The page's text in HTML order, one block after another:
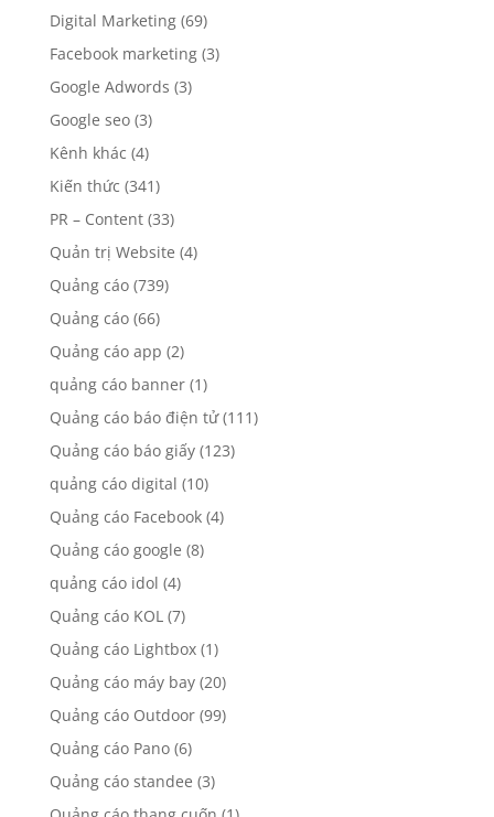
Digital Marketing(69)
Facebook marketing(3)
Google Adwords (3)
Google seo(3)
Kênh khác (4)
Kiến thức (341)
PR – Content(33)
Quản trị Website (4)
Quảng cáo(739)
Quảng cáo(66)
Quảng cáo app (2)
quảng cáo banner(1)
Quảng cáo báo điện tử(111)
Quảng cáo báo giấy(123)
quảng cáo digital (10)
Quảng cáo Facebook(4)
Quảng cáo google (8)
quảng cáo idol (4)
Quảng cáo KOL(7)
Quảng cáo Lightbox(1)
Quảng cáo máy bay(20)
Quảng cáo Outdoor(99)
Quảng cáo Pano(6)
Quảng cáo standee (3)